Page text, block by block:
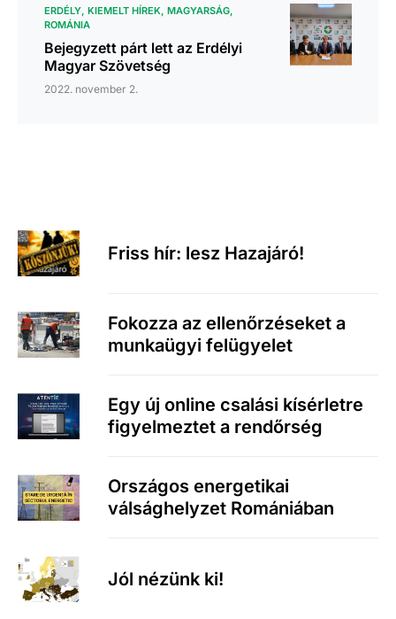
ERDÉLY KIEMELT HÍREK MAGYARSÁG
ROMÁNIA
Bejegyzett párt lett az Erdélyi
Magyar Szövetség
2022. november 2.
Friss hír: lesz Hazajáró!
Fokozza az ellenőrzéseket a
munkaügyi felügyelet
Egy új online csalási kísérletre
figyelmeztet a rendőrség
Országos energetikai
válsághelyzet Romániában
Jól nézünk ki!